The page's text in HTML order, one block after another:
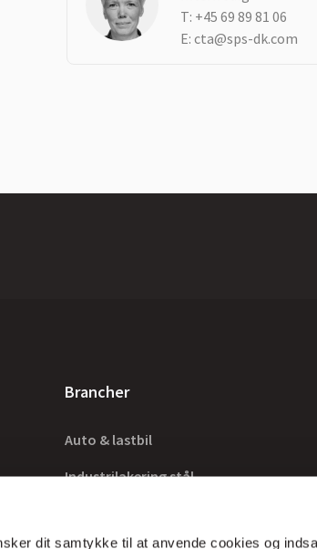
dit samtykke til at anvende cookies og
T: +45 69 89 81 06
E:cta@sps-dk.com
Brancher
Auto & lastbil
Industrilakering stål